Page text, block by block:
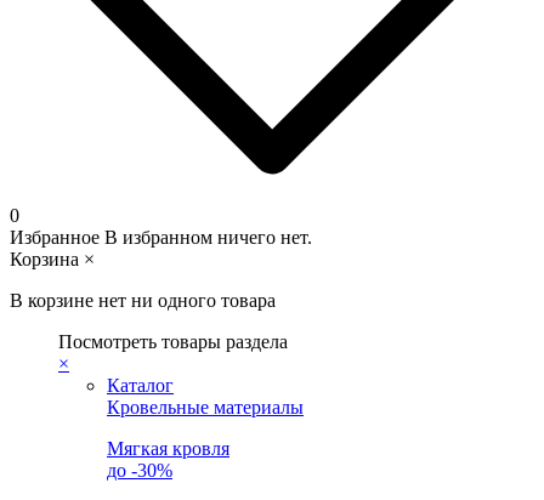
0
Избранное В избранном ничего нет.
Корзина ×
В корзине нет ни одного товара
Посмотреть товары раздела
×
Каталог
Кровельные материалы
Мягкая кровля
до -30%